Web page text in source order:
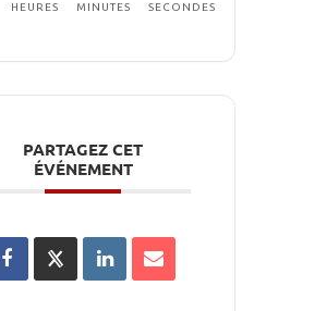
HEURES MINUTES SECONDES
PARTAGEZ CET
ÉVÉNEMENT